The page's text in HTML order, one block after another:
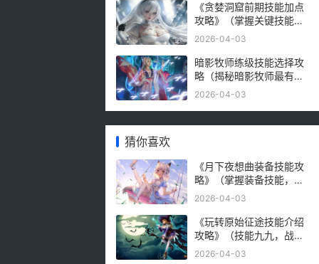
《贪婪洞窟前期技能加点
攻略》（掌握关键技能，
轻松闯关无压力）
2026-04-03
暗影牧师练级技能选择攻
略（揭秘暗影牧师最有效
的练级技能，让你轻松升
2026-04-03
猜你喜欢
《月下夜想曲装备技能攻
略》（掌握装备技能，成
为强大的战士）
2026-04-03
《玩转原始征途技能介绍
攻略》（技能九九，战无
不胜！（）
2026-04-03